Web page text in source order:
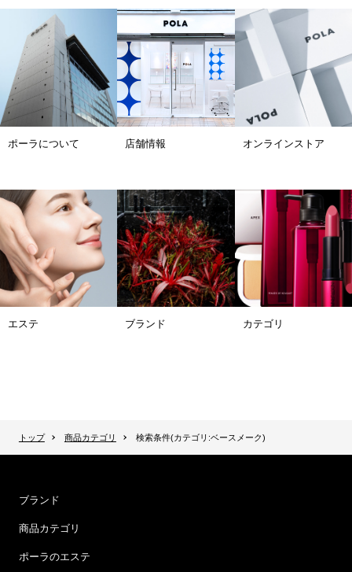
ポーラについて 店舗情報 オンラインストア
エステ ブランド カテゴリ
トップ 商品カテゴリ 検索条件(カテゴリ:ベースメーク)
ブランド
商品カテゴリ
ポーラのエステ